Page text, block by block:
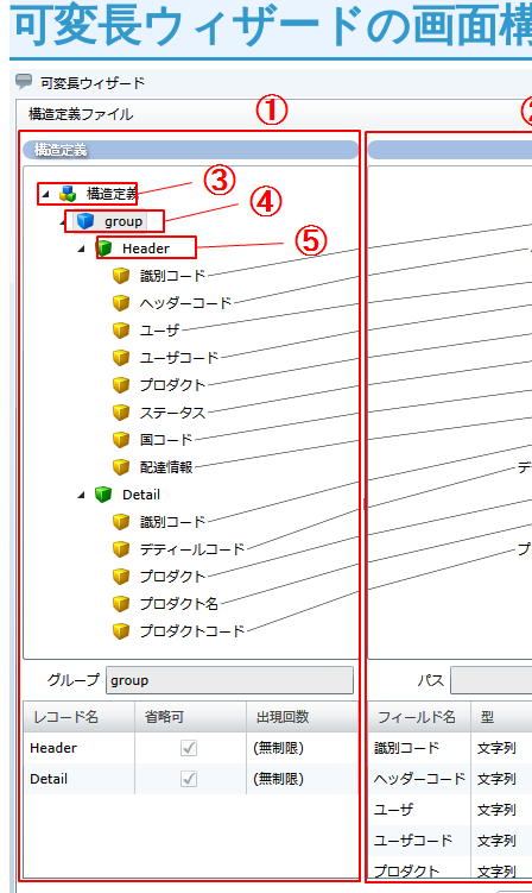
可変長ウィザードの画面